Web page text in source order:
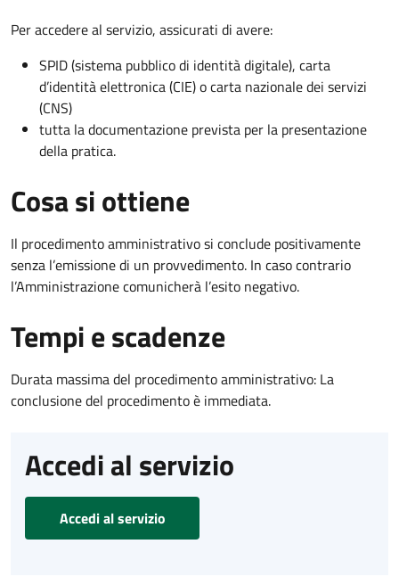
Per accedere al servizio, assicurati di avere:
SPID (sistema pubblico di identità digitale), carta
d’identità elettronica (CIE) o carta nazionale dei servizi
(CNS)
tutta la documentazione prevista per la presentazione
della pratica.
Cosa si ottiene
Il procedimento amministrativo si conclude positivamente
senza l’emissione di un provvedimento. In caso contrario
l’Amministrazione comunicherà l’esito negativo.
Tempi e scadenze
Durata massima del procedimento amministrativo: La
conclusione del procedimento è immediata.
Accedi al servizio
Accedi al servizio